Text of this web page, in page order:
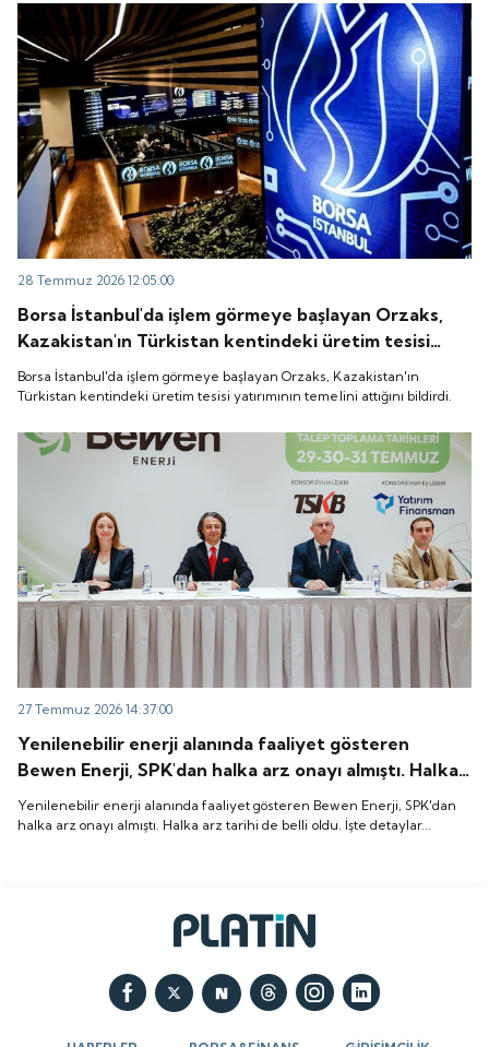
28 Temmuz 2026 12:05:00
Borsa İstanbul'da işlem görmeye başlayan Orzaks,
Kazakistan'ın Türkistan kentindeki üretim tesisi
yatırımının temelini attığını bildirdi.
Borsa İstanbul'da işlem görmeye başlayan Orzaks, Kazakistan'ın
Türkistan kentindeki üretim tesisi yatırımının temelini attığını bildirdi.
27 Temmuz 2026 14:37:00
Yenilenebilir enerji alanında faaliyet gösteren
Bewen Enerji, SPK'dan halka arz onayı almıştı. Halka
arz tarihi de belli oldu. İşte detaylar...
Yenilenebilir enerji alanında faaliyet gösteren Bewen Enerji, SPK'dan
halka arz onayı almıştı. Halka arz tarihi de belli oldu. İşte detaylar...